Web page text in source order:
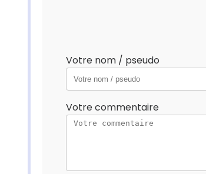
Votre nom / pseudo
Votre commentaire